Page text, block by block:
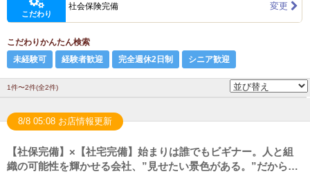
こだわり
社会保険完備 変更
こだわりかんたん検索
未経験可
経験者歓迎 完全週休2日制 シニア歓迎
1件〜2件(全2件)
8/8 05:08 お店情報更新
【社保完備】×【社宅完備】始まりは誰でもビギナー。人と組
織の可能性を輝かせる会社、”見せたい景色がある。”だから成